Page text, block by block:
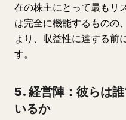
在の株主にとって最もリ
は完全に機能するものの
より、収益性に達する前
す。
5. 経営陣：彼らは
いるか